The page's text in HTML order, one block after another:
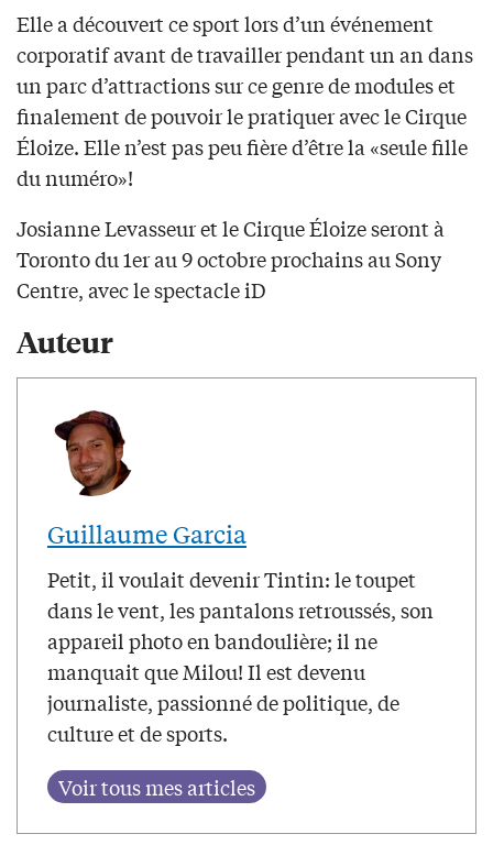
Elle a découvert ce sport lors d’un événement
corporatif avant de travailler pendant un an dans
un parc d’attractions sur ce genre de modules et
finalement de pouvoir le pratiquer avec le Cirque
Éloize. Elle n’est pas peu fière d’être la «seule fille
du numéro»!
Josianne Levasseur et le Cirque Éloize seront à
Toronto du 1er au 9 octobre prochains au Sony
Centre, avec le spectacle iD
Auteur
Guillaume Garcia
Petit, il voulait devenir Tintin: le toupet
dans le vent, les pantalons retroussés, son
appareil photo en bandoulière; il ne
manquait que Milou! Il est devenu
journaliste, passionné de politique, de
culture et de sports.